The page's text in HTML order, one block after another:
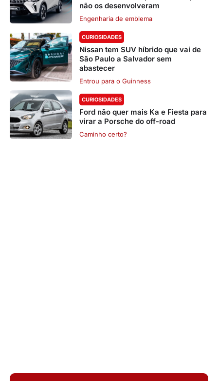
não os desenvolveram
Engenharia de emblema
CURIOSIDADES
Nissan tem SUV híbrido que vai de
São Paulo a Salvador sem
abastecer
Entrou para o Guinness
CURIOSIDADES
Ford não quer mais Ka e Fiesta para
virar a Porsche do off-road
Caminho certo?